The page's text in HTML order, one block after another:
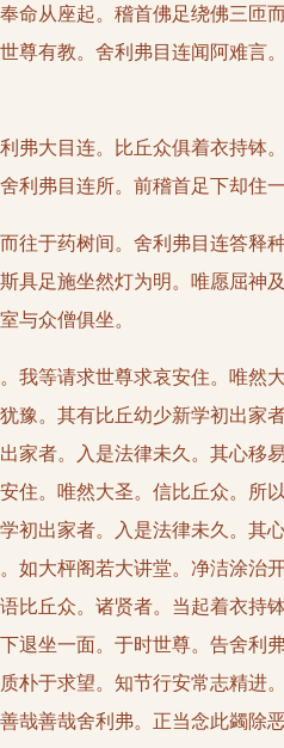
从座起。稽首佛足绕佛三匝
尊有教。舍利弗目连闻阿难言
大目连。比丘众俱着衣持钵。
利弗目连所。前稽首足下却住一
于药树间。舍利弗目连答释
具足施坐然灯为明。唯愿屈神
与众僧俱坐。
等请求世尊求哀安住。唯然
豫。其有比丘幼少新学初出家
家者。入是法律未久。其心移
住。唯然大圣。信比丘众。所
初出家者。入是法律未久。其
如大枰阁若大讲堂。净洁涂治
比丘众。诸贤者。当起着衣持
退坐一面。于时世尊。告舍利
朴于求望。知节行安常志精进
哉善哉舍利弗。正当念此蠲除